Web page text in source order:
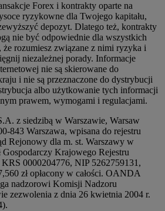
Forex i kontrakty oparte na
ryzykowne dla Twojego kapitału,
depozyt. Dlatego też, kontrakty
nie być odpowiednie dla wszystkich
rozumiesz związane z nimi ryzyka i
niezależnej porady. Informacje
nie są skierowane do
i nie są przeznaczone do dystrybucji
albo użytkowanie tych informacji
prawem, wymogami i regulacjami.
z siedzibą w Warszawie, Warsaw
843 Warszawa, wpisana do rejestru
Rejonowy dla m. st. Warszawy w
Krajowego Rejestru
0000204776, NIP 5262759131,
zł opłacony w całości. OANDA
nadzorowi Komisji Nadzoru
zezwolenia z dnia 26 kwietnia 2004 r.